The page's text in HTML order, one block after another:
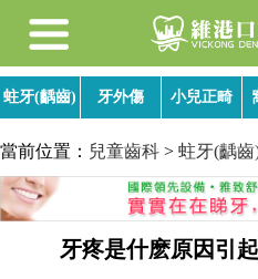
蛀牙(齲齒) 牙外傷 小兒正畸
當前位置： 兒童齒科 > 蛀牙(齲齒
牙疼是什麽原因引